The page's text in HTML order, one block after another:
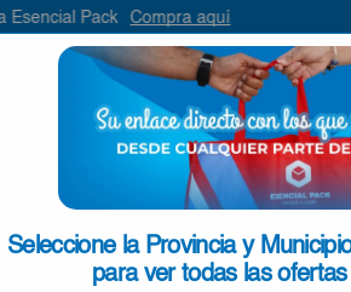
Seleccione la Provincia y
para ver todas las
Compra aquí
SEARCH
INPUT